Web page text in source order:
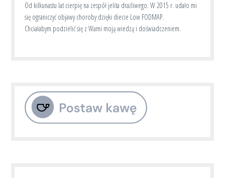
Od kilkunastu lat cierpię na zespół jelita drażliwego. W 2015 r. udało mi
się ograniczyć objawy choroby dzięki diecie Low FODMAP.
Chciałabym podzielić się z Wami moją wiedzą i doświadczeniem.